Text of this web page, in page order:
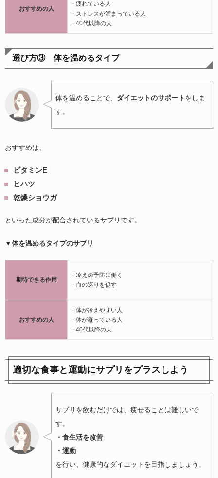
おすすめの人
・疲れている人
・ストレスが溜まっている人
・40代以降の人
選び方③ 体を温めるタイプ
体を温めることで、 ダイエットのサポートをしま
す。
おすすめは、
ビタミンE
ヒハツ
乾燥ショウガ
といった成分が配合されているサプリです。
▼体を温めるタイプのサプリ
期待できる作用
・冷えの予防に働く
・血の巡りを促す
おすすめの人
・体が冷えやすい人
・体が凝っている人
・40代以降の人
適切な食事と運動にサプリをプラスしよう
サプリを飲むだけでは、痩せることは難しいで
す。
・食生活を改善
・運動
を行い、健康的なダイエットを目指しましょう。